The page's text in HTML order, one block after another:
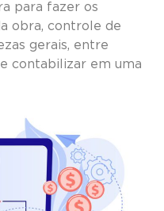
para fazer os
obra, controle de
gerais, entre
contabilizar em uma